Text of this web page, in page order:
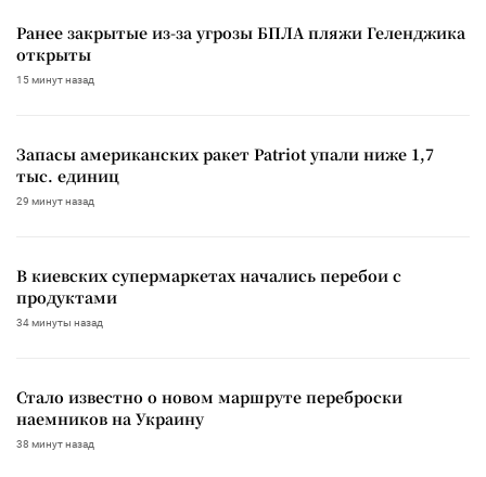
Ранее закрытые из-за угрозы БПЛА пляжи Геленджика
открыты
15 минут назад
Запасы американских ракет Patriot упали ниже 1,7
тыс. единиц
29 минут назад
В киевских супермаркетах начались перебои с
продуктами
34 минуты назад
Стало известно о новом маршруте переброски
наемников на Украину
38 минут назад